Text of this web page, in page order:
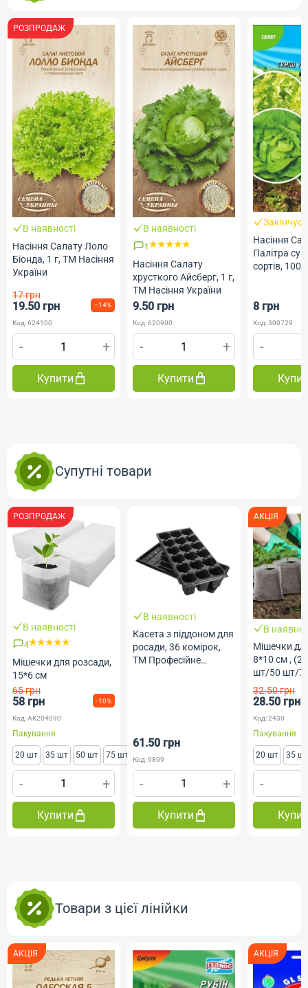
РОЗПРОДАЖ
В наявності
Насіння Салату Лоло
Біонда, 1 г, ТМ Насіння
України
17 грн
19.50 грн --14%
Код: 624100
- +
Купити
В наявності
1
Насіння Салату
хрусткого Айсберг, 1 г,
ТМ Насіння України
9.50 грн
Код: 620900
- +
Купити
Насіння
Палітра
сортів,
8 грн
Код: 300729
-
Супутні товари
РОЗПРОДАЖ
В наявності
4
Мішечки для розсади,
15*6 см
65 грн
58 грн -10%
Код: AK204090
Пакування
20 шт 35 шт 50 шт 75 шт
- +
Купити
В наявності
Касета з піддоном для
росади, 36 комірок,
ТМ Професійне
61.50 грн
Код: 9899
- +
Купити
АКЦІЯ
В
Мішечки
8*10 см ,
шт/50 шт/
32.50 грн
28.50 грн
Код: 2430
Пакування
20 шт 35
-
Товари з цієї лінійки
АКЦІЯ АКЦІЯ